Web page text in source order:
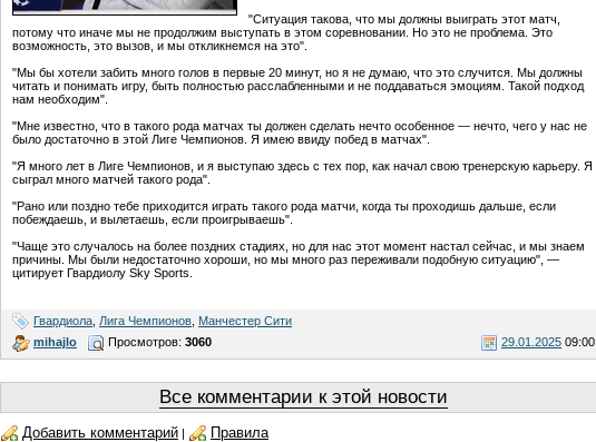
"Ситуация такова, что мы должны выиграть этот матч,
потому что иначе мы не продолжим выступать в этом соревновании. Но это не проблема. Это
возможность, это вызов, и мы откликнемся на это".
"Мы бы хотели забить много голов в первые 20 минут, но я не думаю, что это случится. Мы должны
читать и понимать игру, быть полностью расслабленными и не поддаваться эмоциям. Такой подход
нам необходим".
"Мне известно, что в такого рода матчах ты должен сделать нечто особенное — нечто, чего у нас не
было достаточно в этой Лиге Чемпионов. Я имею ввиду побед в матчах".
"Я много лет в Лиге Чемпионов, и я выступаю здесь с тех пор, как начал свою тренерскую карьеру. Я
сыграл много матчей такого рода".
"Рано или поздно тебе приходится играть такого рода матчи, когда ты проходишь дальше, если
побеждаешь, и вылетаешь, если проигрываешь".
"Чаще это случалось на более поздних стадиях, но для нас этот момент настал сейчас, и мы знаем
причины. Мы были недостаточно хороши, но мы много раз переживали подобную ситуацию", —
цитирует Гвардиолу Sky Sports.
Гвардиола Лига Чемпионов Манчестер Сити
mihajlo
29.01.2025 09:00
Просмотров: 3060
Все комментарии к этой новости
Добавить комментарий | Правила